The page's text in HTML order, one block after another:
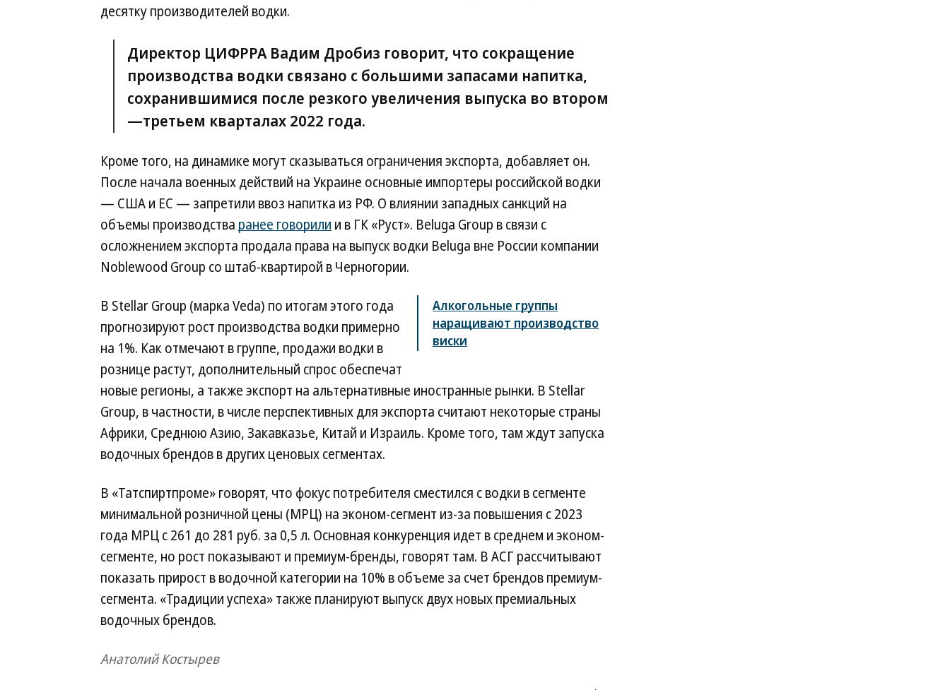
десятку производителей водки.
Директор ЦИФРРА Вадим Дробиз говорит, что сокращение
производства водки связано с большими запасами напитка,
сохранившимися после резкого увеличения выпуска во втором
—третьем кварталах 2022 года.
Кроме того, на динамике могут сказываться ограничения экспорта, добавляет он.
После начала военных действий на Украине основные импортеры российской водки
— США и ЕС — запретили ввоз напитка из РФ. О влиянии западных санкций на
объемы производства ранее говорили и в ГК «Руст». Beluga Group в связи с
осложнением экспорта продала права на выпуск водки Beluga вне России компании
Noblewood Group со штаб-квартирой в Черногории.
Алкогольные группы
наращивают производство
виски
В Stellar Group (марка Veda) по итогам этого года
прогнозируют рост производства водки примерно
на 1%. Как отмечают в группе, продажи водки в
рознице растут, дополнительный спрос обеспечат
новые регионы, а также экспорт на альтернативные иностранные рынки. В Stellar
Group, в частности, в числе перспективных для экспорта считают некоторые страны
Африки, Среднюю Азию, Закавказье, Китай и Израиль. Кроме того, там ждут запуска
водочных брендов в других ценовых сегментах.
В «Татспиртпроме» говорят, что фокус потребителя сместился с водки в сегменте
минимальной розничной цены (МРЦ) на эконом-сегмент из-за повышения с 2023
года МРЦ с 261 до 281 руб. за 0,5 л. Основная конкуренция идет в среднем и эконом-
сегменте, но рост показывают и премиум-бренды, говорят там. В АСГ рассчитывают
показать прирост в водочной категории на 10% в объеме за счет брендов премиум-
сегмента. «Традиции успеха» также планируют выпуск двух новых премиальных
водочных брендов.
Анатолий Костырев